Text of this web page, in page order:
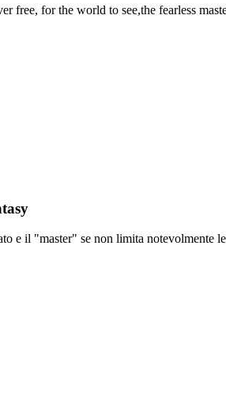
for the world to see,the fearless
e il "master" se non limita notevolmente